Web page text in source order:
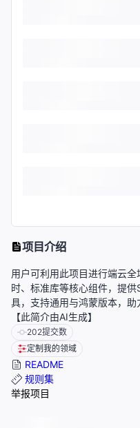
项目介绍
用户可利用此项目进行端云
时、标准库等核心组件，提
具，支持通用与鸿蒙版本，助
【此简介由AI生成】
202提交数
定制我的领域
README
规则集
举报项目